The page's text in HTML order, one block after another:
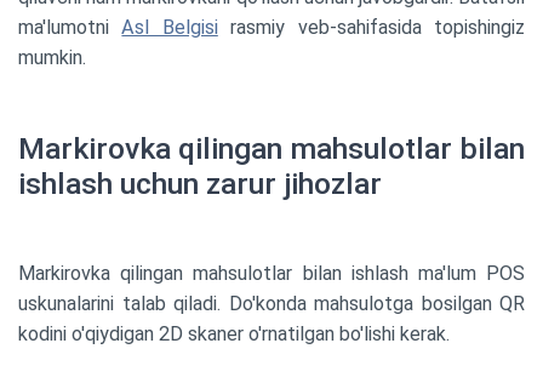
ma'lumotniAsl Belgisirasmiy veb-sahifasida topishingiz
mumkin.
Markirovka qilingan mahsulotlar bilan
ishlash uchun zarur jihozlar
Markirovka qilingan mahsulotlar bilan ishlash ma'lum POS
uskunalarini talab qiladi. Do'konda mahsulotga bosilgan QR
kodini o'qiydigan 2D skaner o'rnatilgan bo'lishi kerak.